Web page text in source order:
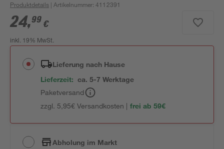
Produktdetails | Artikelnummer:4112391
24,99 €
inkl. 19% MwSt.
Lieferung nach Hause
Lieferzeit: ca. 5-7 Werktage
Paketversand
zzgl. 5,95€ Versandkosten | frei ab 59€
Abholung im Markt